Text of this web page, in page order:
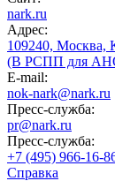
nark.ru
Адрес:
109240, Москва,
(В РСПП для
E-mail:
nok-nark@nark.ru
Пресс-служба:
pr@nark.ru
Пресс-служба:
+7 (495) 966-16-
Справка